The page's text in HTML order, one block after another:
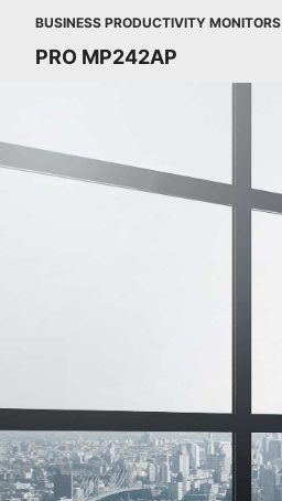
BUSINESS PRODUCTIVITY MONITORS
PRO MP242AP